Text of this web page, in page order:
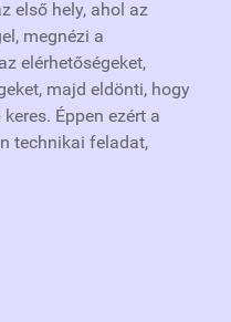
első hely, ahol az
megnézi a
elérhetőségeket,
majd eldönti, hogy
Éppen ezért a
technikai feladat,